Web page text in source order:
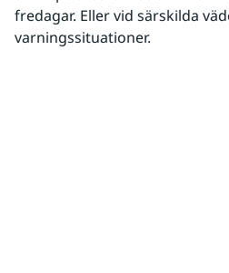
fredagar. Eller vid särskilda
varningssituationer.